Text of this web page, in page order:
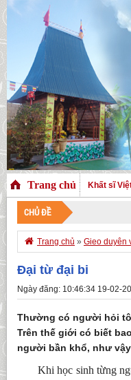
Trang chủ Khất sĩ
CHỦ ĐỀ
 Trang chủ » Gieo duyên
Đại từ đại bi
Ngày đăng: 10:46:34 19-02-
Thường có người hỏi
Trên thế giới có biết
người bần khổ, như
Khi học sinh từng